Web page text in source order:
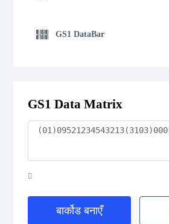
GS1 DataBar
GS1 Data Matrix
GS1 Data Matrix
बार्कोड बनाएँ